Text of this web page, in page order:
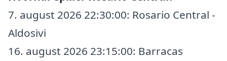
7. august 2026 22:30:00: Rosario Central -
Aldosivi
16. august 2026 23:15:00: Barracas